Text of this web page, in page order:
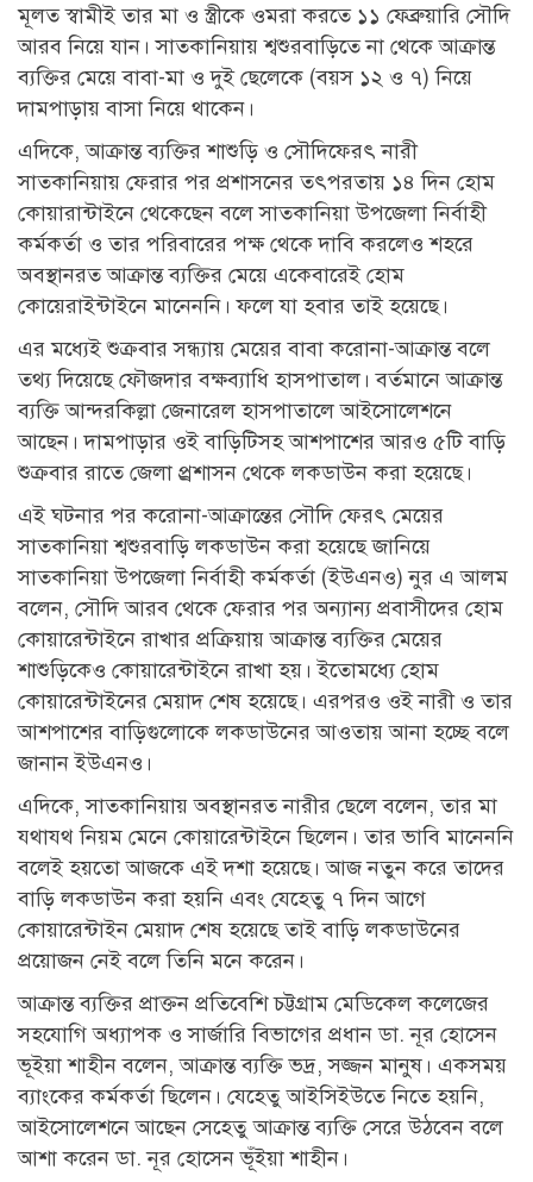
মূলত স্বামীই তার মা ও স্ত্রীকে ওমরা করতে ১১ ফেব্রুয়ারি সৌদি
আরব নিয়ে যান। সাতকানিয়ায় শ্বশুরবাড়িতে না থেকে আক্রান্ত
ব্যক্তির মেয়ে বাবা-মা ও দুই ছেলেকে (বয়স ১২ ও ৭) নিয়ে
দামপাড়ায় বাসা নিয়ে থাকেন।
এদিকে, আক্রান্ত ব্যক্তির শাশুড়ি ও সৌদিফেরৎ নারী
সাতকানিয়ায় ফেরার পর প্রশাসনের তৎপরতায় ১৪ দিন হোম
কোয়ারান্টাইনে থেকেছেন বলে সাতকানিয়া উপজেলা নির্বাহী
কর্মকর্তা ও তার পরিবারের পক্ষ থেকে দাবি করলেও শহরে
অবস্থানরত আক্রান্ত ব্যক্তির মেয়ে একেবারেই হোম
কোয়েরাইন্টাইনে মানেননি। ফলে যা হবার তাই হয়েছে।
এর মধ্যেই শুক্রবার সন্ধ্যায় মেয়ের বাবা করোনা-আক্রান্ত বলে
তথ্য দিয়েছে ফৌজদার বক্ষব্যাধি হাসপাতাল। বর্তমানে আক্রান্ত
ব্যক্তি আন্দরকিল্লা জেনারেল হাসপাতালে আইসোলেশনে
আছেন। দামপাড়ার ওই বাড়িটিসহ আশপাশের আরও ৫টি বাড়ি
শুক্রবার রাতে জেলা প্র্রশাসন থেকে লকডাউন করা হয়েছে।
এই ঘটনার পর করোনা-আক্রান্তের সৌদি ফেরৎ মেয়ের
সাতকানিয়া শ্বশুরবাড়ি লকডাউন করা হয়েছে জানিয়ে
সাতকানিয়া উপজেলা নির্বাহী কর্মকর্তা (ইউএনও) নুর এ আলম
বলেন, সৌদি আরব থেকে ফেরার পর অন্যান্য প্রবাসীদের হোম
কোয়ারেন্টাইনে রাখার প্রক্রিয়ায় আক্রান্ত ব্যক্তির মেয়ের
শাশুড়িকেও কোয়ারেন্টাইনে রাখা হয়। ইতোমধ্যে হোম
কোয়ারেন্টাইনের মেয়াদ শেষ হয়েছে। এরপরও ওই নারী ও তার
আশপাশের বাড়িগুলোকে লকডাউনের আওতায় আনা হচ্ছে বলে
জানান ইউএনও।
এদিকে, সাতকানিয়ায় অবস্থানরত নারীর ছেলে বলেন, তার মা
যথাযথ নিয়ম মেনে কোয়ারেন্টাইনে ছিলেন। তার ভাবি মানেননি
বলেই হয়তো আজকে এই দশা হয়েছে। আজ নতুন করে তাদের
বাড়ি লকডাউন করা হয়নি এবং যেহেতু ৭ দিন আগে
কোয়ারেন্টাইন মেয়াদ শেষ হয়েছে তাই বাড়ি লকডাউনের
প্রয়োজন নেই বলে তিনি মনে করেন।
আক্রান্ত ব্যক্তির প্রাক্তন প্রতিবেশি চট্টগ্রাম মেডিকেল কলেজের
সহযোগি অধ্যাপক ও সার্জারি বিভাগের প্রধান ডা. নূর হোসেন
ভূইয়া শাহীন বলেন, আক্রান্ত ব্যক্তি ভদ্র, সজ্জন মানুষ। একসময়
ব্যাংকের কর্মকর্তা ছিলেন। যেহেতু আইসিইউতে নিতে হয়নি,
আইসোলেশনে আছেন সেহেতু আক্রান্ত ব্যক্তি সেরে উঠবেন বলে
আশা করেন ডা. নূর হোসেন ভূঁইয়া শাহীন।